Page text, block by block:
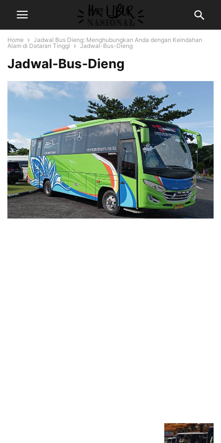
Home
Jadwal Bus Dieng: Menghubungkan Anda dengan Keindahan
Alam di Dataran Tinggi
Jadwal-Bus-Dieng
Jadwal-Bus-Dieng